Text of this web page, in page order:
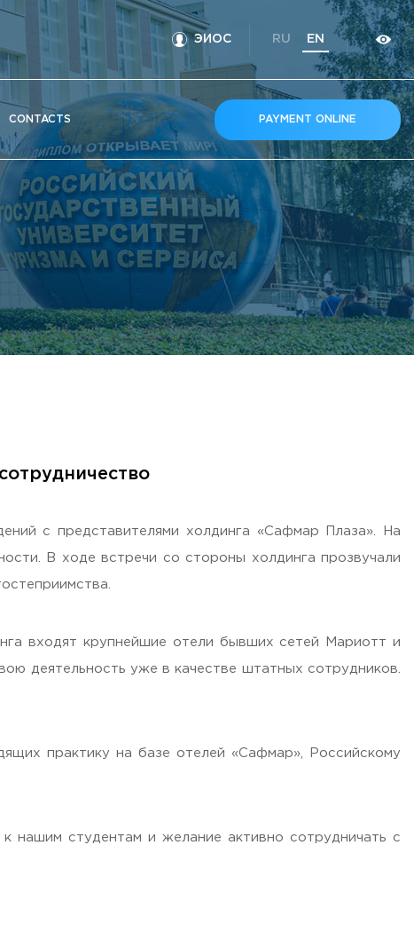
ЭИОС RU EN
CONTACTS PAYMENT ONLINE
с представителями холдинга «Сафмар Плаза». На
В ходе встречи со стороны холдинга прозвучали
входят крупнейшие отели бывших сетей Мариотт и
деятельность уже в качестве штатных сотрудников.
практику на базе отелей «Сафмар», Российскому
нашим студентам и желание активно сотрудничать с